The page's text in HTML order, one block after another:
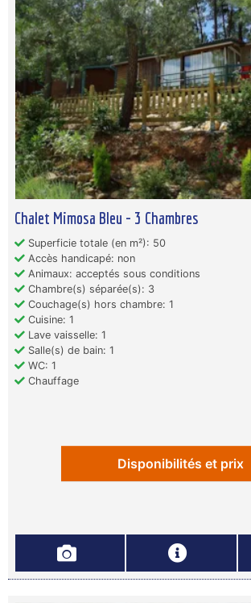
Chalet Mimosa Bleu - 3 Chambres
Superficie totale (en m²): 50
Accès handicapé: non
Animaux: acceptés sous conditions
Chambre(s) séparée(s): 3
Couchage(s) hors chambre: 1
Cuisine: 1
Lave vaisselle: 1
Salle(s) de bain: 1
WC: 1
Chauffage
Disponibilités et prix